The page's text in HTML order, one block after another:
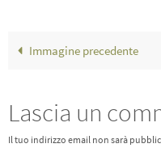
Immagine precedente
Lascia un
Il tuo indirizzo email non sarà